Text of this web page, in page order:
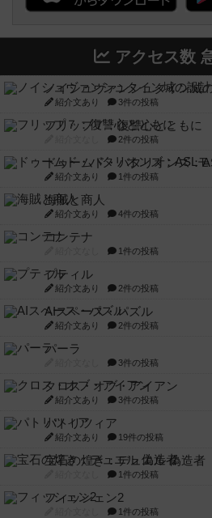
アクセス数
ノイシュヴァンシュタイン城
紹介文あり 3件の投稿
フリップ７：復讐心とともに
2件の投稿
ドゥームド・バタリオンズ：
紹介文あり 1件の投稿
海賊と商人
紹介文あり 4件の投稿
コンテナ
1件の投稿
プティル
紹介文あり 2件の投稿
AIスペース・パズル
紹介文あり 2件の投稿
パーラ
3件の投稿
クロス・オブ・アイアン
紹介文あり 3件の投稿
パトリツィア
紹介文あり 19件の投稿
宝石の煌き：デュエル 偽造者
1件の投稿
フィッシェン2
1件の投稿